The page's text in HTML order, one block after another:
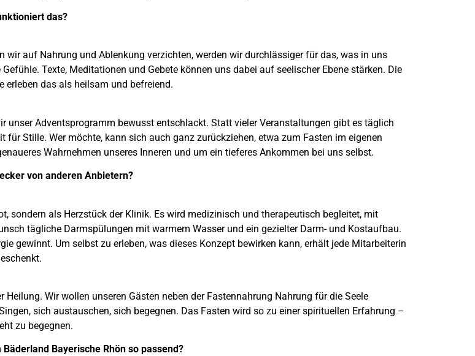
das?
auf Nahrung und Ablenkung verzichten, werden wir durchlässiger für das, was in uns
Texte, Meditationen und Gebete können uns dabei auf seelischer Ebene stärken. Die
erleben das als heilsam und befreiend.
unser Adventsprogramm bewusst entschlackt. Statt vieler Veranstaltungen gibt es täglich
Stille. Wer möchte, kann sich auch ganz zurückziehen, etwa zum Fasten im eigenen
Wahrnehmen unseres Inneren und um ein tieferes Ankommen bei uns selbst.
von anderen Anbietern?
sondern als Herzstück der Klinik. Es wird medizinisch und therapeutisch begleitet, mit
tägliche Darmspülungen mit warmem Wasser und ein gezielter Darm- und Kostaufbau.
gewinnt. Um selbst zu erleben, was dieses Konzept bewirken kann, erhält jede Mitarbeiterin
Wir wollen unseren Gästen neben der Fastennahrung Nahrung für die Seele
sich austauschen, sich begegnen. Das Fasten wird so zu einer spirituellen Erfahrung –
zu begegnen.
Bayerische Rhön so passend?